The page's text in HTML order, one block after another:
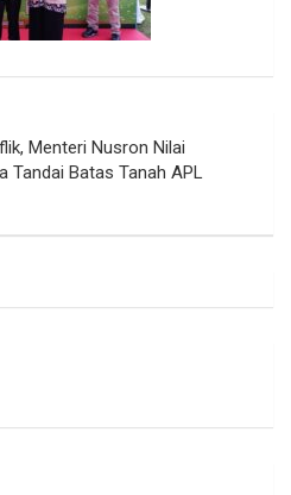
Menteri Nusron Nilai
Tandai Batas Tanah APL